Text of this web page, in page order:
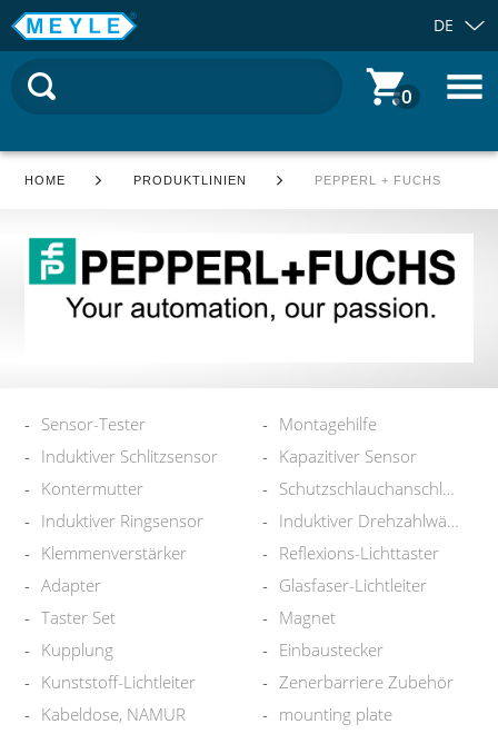
DE
0
HOME PRODUKTLINIEN PEPPERL + FUCHS
Sensor-Tester
Montagehilfe
Induktiver Schlitzsensor
Kapazitiver Sensor
Kontermutter
Schutzschlauchanschluss
Induktiver Ringsensor
Induktiver Drehzahlwächter
Klemmenverstärker
Reflexions-Lichttaster
Adapter
Glasfaser-Lichtleiter
Taster Set
Magnet
Kupplung
Einbaustecker
Kunststoff-Lichtleiter
Zenerbarriere Zubehör
Kabeldose, NAMUR
mounting plate